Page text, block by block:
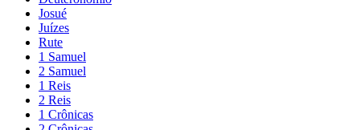
Josué
Juízes
Rute
1 Samuel
2 Samuel
1 Reis
2 Reis
1 Crônicas